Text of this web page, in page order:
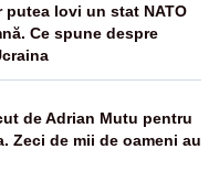
putea lovi un stat NATO
Ce spune despre
de Adrian Mutu pentru
Zeci de mii de oameni au